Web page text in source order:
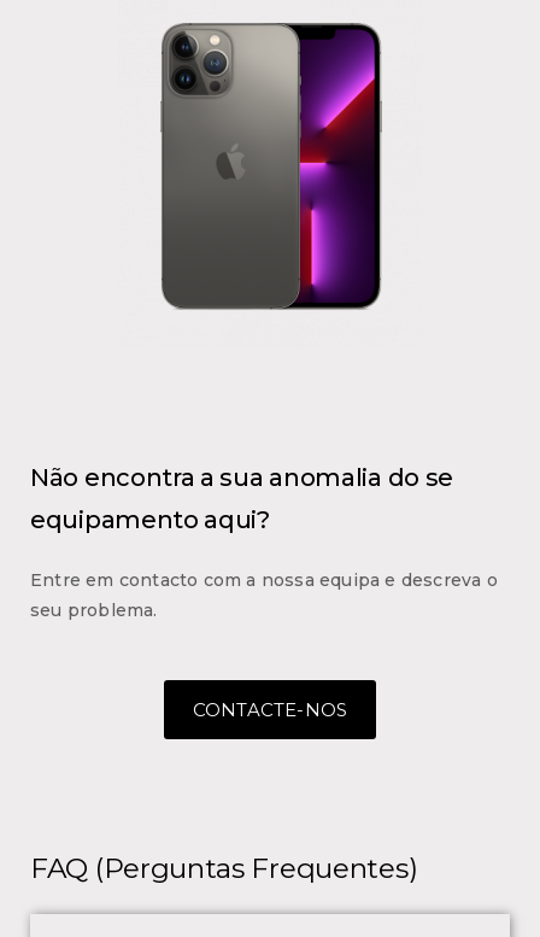
Não encontra a sua anomalia do se
equipamento aqui?
Entre em contacto com a nossa equipa e descreva o
seu problema.
CONTACTE-NOS
FAQ (Perguntas Frequentes)